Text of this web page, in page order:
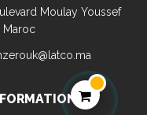
Moulay Youssef
Maroc
